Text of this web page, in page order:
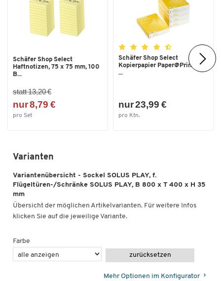
Schäfer Shop Select
Haftnotizen, 75 x 75 mm, 100
B...
statt 13,20 €
nur 8,79 €
pro Set
Schäfer Shop Select
Kopierpapier Paper@Print, DIN
...
nur 23,99 €
pro Ktn.
Varianten
Variantenübersicht - Sockel SOLUS PLAY, f.
Flügeltüren-/Schränke SOLUS PLAY, B 800 x T 400 x H 35
mm
Übersicht der möglichen Artikelvarianten. Für weitere Infos
klicken Sie auf die jeweilige Variante.
Farbe
zurücksetzen
Mehr Optionen im Konfigurator